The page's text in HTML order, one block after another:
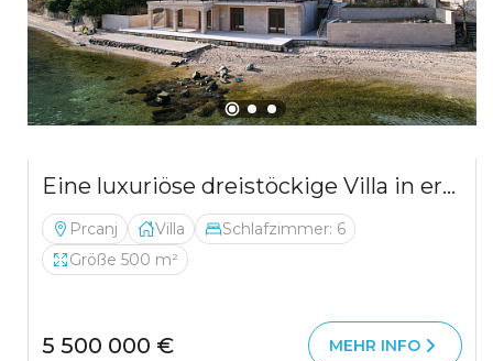
Eine luxuriöse dreistöckige Villa in erster Meereslinie in Kotor
Prcanj Villa
Schlafzimmer: 6
Größe 500 m²
5 500 000 € MEHR INFO